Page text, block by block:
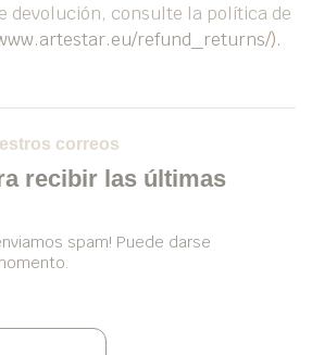
devolución, consulte la política de
refund_returns/).
correos
recibir las últimas
spam! Puede darse